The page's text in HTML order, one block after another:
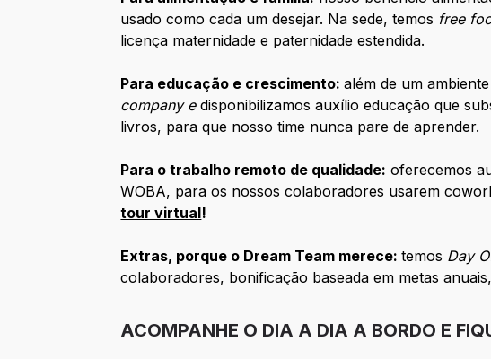
usado como cada um desejar. Na sede, temos free
licença maternidade e paternidade estendida.
Para educação e crescimento:além de um
company edisponibilizamos auxílio educação que
livros, para que nosso time nunca pare de aprender.
Para o trabalho remoto de qualidade: oferecemos
WOBA, para os nossos colaboradores usarem
tour virtual!
Extras, porque o Dream Team merece:temos Day
colaboradores, bonificação baseada em metas
ACOMPANHE O DIA A DIA A BORDO E